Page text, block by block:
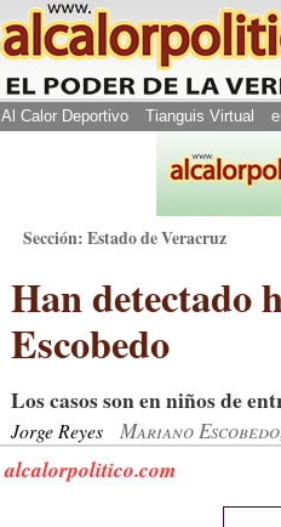
Al Calor Deportivo Tianguis Virtual
Sección: Estado de Veracruz
Han detectado
Escobedo
Los casos son en niños de
Jorge Reyes Mariano
alcalorpolitico.com